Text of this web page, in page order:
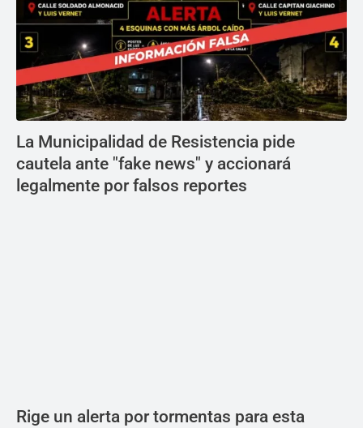
La Municipalidad de Resistencia pide
cautela ante "fake news" y accionará
legalmente por falsos reportes
Rige un alerta por tormentas para esta